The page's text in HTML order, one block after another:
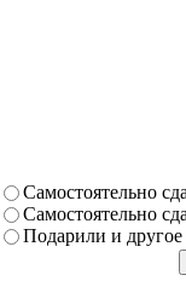
Самостоя­тельно
Самостоя­тельно
Подарили­ и другое